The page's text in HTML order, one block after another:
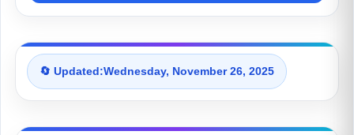
🔄 Updated:Wednesday, November 26, 2025